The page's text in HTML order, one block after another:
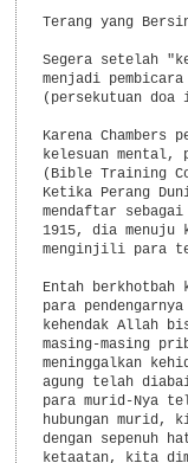
Terang yang
Segera setelah
menjadi
(persekutuan doa
Karena Chambers
kelesuan mental,
(Bible Training
Ketika Perang
mendaftar
1915, dia
menginjili para
Entah berkhotbah
para
kehendak Allah
masing-masing
meninggalkan
agung telah
para murid-Nya
hubungan murid,
dengan sepenuh
ketaatan, kita